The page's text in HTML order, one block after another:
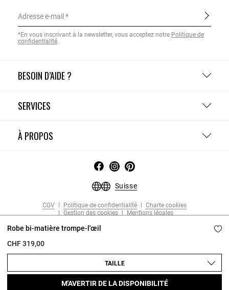
Robe bi-matière trompe-l'œil
CHF 319,00
TAILLE
M'AVERTIR DE LA DISPONIBILITÉ
BESOIN D’AIDE ?
SERVICES
À PROPOS
Adresse e-mail
*En vous inscrivant à la newsletter, vous acceptez notre Politique de
confidentialité.
Suisse
CGV Politique de confidentialité
Charte cookies
Gestion des cookies
Mentions légales
Copyright © 2026 Claudie Pierlot. Tous droits réservés.